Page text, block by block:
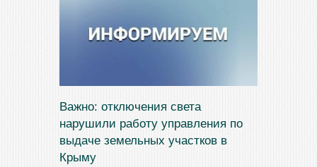
Важно: отключения света
нарушили работу управления по
выдаче земельных участков в
Крыму